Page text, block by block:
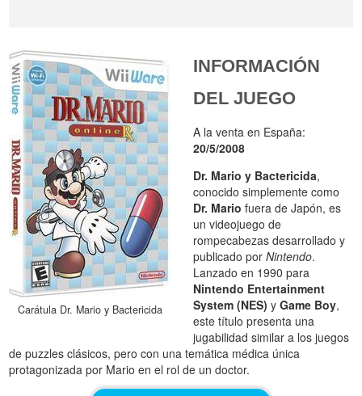
Carátula Dr. Mario y Bactericida
INFORMACIÓN
DEL JUEGO
A la venta en España:
20/5/2008
Dr. Mario y Bactericida,
conocido simplemente como
Dr. Mario fuera de Japón, es
un videojuego de
rompecabezas desarrollado y
publicado porNintendo.
Lanzado en 1990 para
Nintendo Entertainment
System (NES) yGame Boy,
este título presenta una
jugabilidad similar a los juegos
de puzzles clásicos, pero con una temática médica única
protagonizada por Mario en el rol de un doctor.